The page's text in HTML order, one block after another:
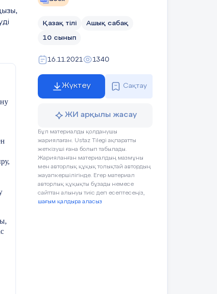
Қазақ тілі Ашық сабақ
10 сынып
16.11.2021 1340
Жүктеу Сақтау
ЖИ арқылы жасау
Бұл материалды қолданушы
жариялаған. Ustaz Tilegi ақпаратты
жеткізуші ғана болып табылады.
Жарияланған материалдың мазмұны
мен авторлық құқық толықтай автордың
жауапкершілігінде. Егер материал
авторлық құқықты бұзады немесе
сайттан алынуы тиіс деп есептесеңіз,
шағым қалдыра аласыз